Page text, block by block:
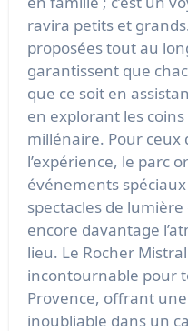
ravira petits et
proposées tout au
garantissent que
que ce soit en
en explorant les
millénaire. Pour
l’expérience, le parc
événements
spectacles de
encore davantage
lieu. Le Rocher
incontournable pour
Provence, offrant
inoubliable dans un